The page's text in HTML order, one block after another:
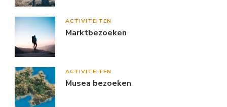
ACTIVITEITEN
Marktbezoeken
ACTIVITEITEN
Musea bezoeken